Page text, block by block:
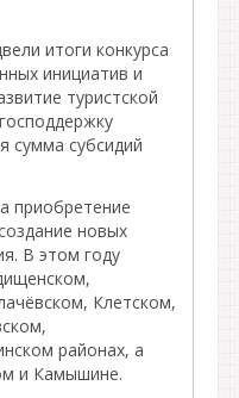
итоги конкурса
инициатив и
туристской
сумма субсидий
приобретение
новых
В этом году
Клетском,
районах, а
и Камышине.